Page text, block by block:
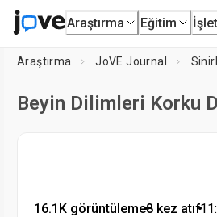
Araştırma Eğitim
Araştırma JoVE Journal
Beyin Dilimleri Korku
16.1K görüntüleme•8 kez atıf•